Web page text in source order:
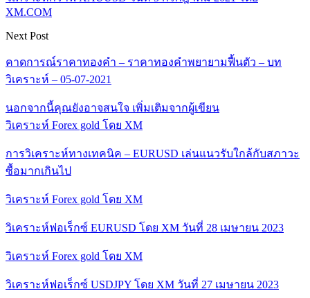
XM.COM
Next Post
คาดการณ์ราคาทองคำ – ราคาทองคำพยายามฟื้นตัว – บท
วิเคราะห์ – 05-07-2021
นอกจากนี้คุณยังอาจสนใจ เพิ่มเติมจากผู้เขียน
วิเคราะห์ Forex gold โดย XM
การวิเคราะห์ทางเทคนิค – EURUSD เล่นแนวรับใกล้กับสภาวะ
ซื้อมากเกินไป
วิเคราะห์ Forex gold โดย XM
วิเคราะห์ฟอเร็กซ์ EURUSD โดย XM วันที่ 28 เมษายน 2023
วิเคราะห์ Forex gold โดย XM
วิเคราะห์ฟอเร็กซ์ USDJPY โดย XM วันที่ 27 เมษายน 2023